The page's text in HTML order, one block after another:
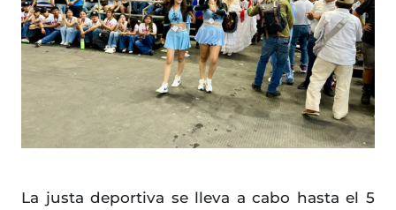
La justa deportiva se lleva a cabo hasta el 5